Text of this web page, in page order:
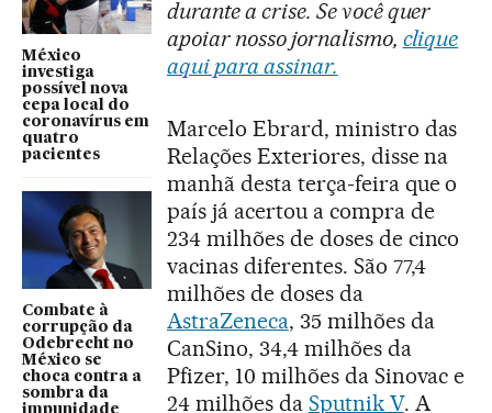
México
investiga
possível nova
cepa local do
coronavírus em
quatro
pacientes
Combate à
corrupção da
Odebrecht no
México se
choca contra a
sombra da
impunidade
durante a crise. Se você quer
apoiar nosso jornalismo, clique
aqui para assinar.
Marcelo Ebrard, ministro das
Relações Exteriores, disse na
manhã desta terça-feira que o
país já acertou a compra de
234 milhões de doses de cinco
vacinas diferentes. São 77,4
milhões de doses da
AstraZeneca, 35 milhões da
CanSino, 34,4 milhões da
Pfizer, 10 milhões da Sinovac e
24 milhões da Sputnik V. A